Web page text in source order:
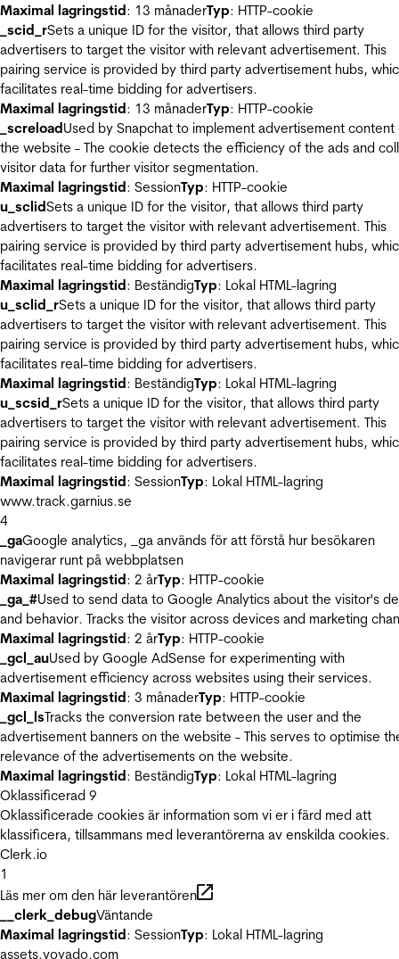
Maximal lagringstid: 13 månaderTyp: HTTP-cookie
_scid_rSets a unique ID for the visitor, that allows third party
advertisers to target the visitor with relevant advertisement. This
pairing service is provided by third party advertisement hubs,
facilitates real-time bidding for advertisers.
Maximal lagringstid: 13 månaderTyp: HTTP-cookie
_screloadUsed by Snapchat to implement advertisement content
the website - The cookie detects the efficiency of the ads and
visitor data for further visitor segmentation.
Maximal lagringstid: SessionTyp: HTTP-cookie
u_sclidSets a unique ID for the visitor, that allows third party
advertisers to target the visitor with relevant advertisement. This
pairing service is provided by third party advertisement hubs,
facilitates real-time bidding for advertisers.
Maximal lagringstid: BeständigTyp: Lokal HTML-lagring
u_sclid_rSets a unique ID for the visitor, that allows third party
advertisers to target the visitor with relevant advertisement. This
pairing service is provided by third party advertisement hubs,
facilitates real-time bidding for advertisers.
Maximal lagringstid: BeständigTyp: Lokal HTML-lagring
u_scsid_rSets a unique ID for the visitor, that allows third party
advertisers to target the visitor with relevant advertisement. This
pairing service is provided by third party advertisement hubs,
facilitates real-time bidding for advertisers.
Maximal lagringstid: SessionTyp: Lokal HTML-lagring
www.track.garnius.se
4
_gaGoogle analytics, _ga används för att förstå hur besökaren
navigerar runt på webbplatsen
Maximal lagringstid: 2 årTyp: HTTP-cookie
_ga_#Used to send data to Google Analytics about the visitor's
and behavior. Tracks the visitor across devices and marketing
Maximal lagringstid: 2 årTyp: HTTP-cookie
_gcl_auUsed by Google AdSense for experimenting with
advertisement efficiency across websites using their services.
Maximal lagringstid: 3 månaderTyp: HTTP-cookie
_gcl_lsTracks the conversion rate between the user and the
advertisement banners on the website - This serves to optimise
relevance of the advertisements on the website.
Maximal lagringstid: BeständigTyp: Lokal HTML-lagring
Oklassificerad 9
Oklassificerade cookies är information som vi er i färd med att
klassificera, tillsammans med leverantörerna av enskilda cookies.
Clerk.io
1
Läs mer om den här leverantören
__clerk_debugVäntande
Maximal lagringstid: SessionTyp: Lokal HTML-lagring
assets.voyado.com